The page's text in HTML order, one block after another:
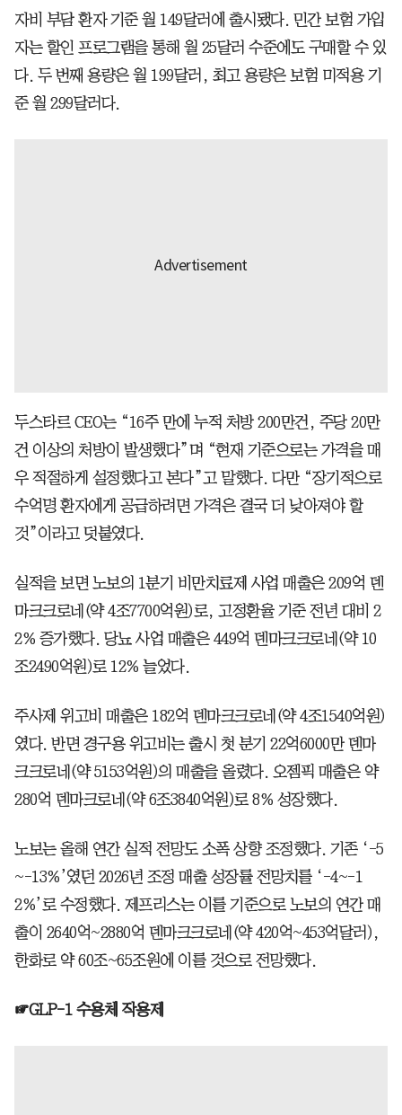
자비 부담 환자 기준 월 149달러에 출시됐다. 민간 보험 가입
자는 할인 프로그램을 통해 월 25달러 수준에도 구매할 수 있
다. 두 번째 용량은 월 199달러, 최고 용량은 보험 미적용 기
준 월 299달러다.
두스타르 CEO는 “16주 만에 누적 처방 200만건, 주당 20만
건 이상의 처방이 발생했다”며 “현재 기준으로는 가격을 매
우 적절하게 설정했다고 본다”고 말했다. 다만 “장기적으로
수억명 환자에게 공급하려면 가격은 결국 더 낮아져야 할
것”이라고 덧붙였다.
실적을 보면 노보의 1분기 비만치료제 사업 매출은 209억 덴
마크크로네(약 4조7700억원)로, 고정환율 기준 전년 대비 2
2% 증가했다. 당뇨 사업 매출은 449억 덴마크크로네(약 10
조2490억원)로 12% 늘었다.
주사제 위고비 매출은 182억 덴마크크로네(약 4조1540억원)
였다. 반면 경구용 위고비는 출시 첫 분기 22억6000만 덴마
크크로네(약 5153억원)의 매출을 올렸다. 오젬픽 매출은 약
280억 덴마크로네(약 6조3840억원)로 8% 성장했다.
노보는 올해 연간 실적 전망도 소폭 상향 조정했다. 기존 ‘-5
~-13%’였던 2026년 조정 매출 성장률 전망치를 ‘-4~-1
2%’로 수정했다. 제프리스는 이를 기준으로 노보의 연간 매
출이 2640억~2880억 덴마크크로네(약 420억~453억달러),
한화로 약 60조~65조원에 이를 것으로 전망했다.
☞GLP-1 수용체 작용제